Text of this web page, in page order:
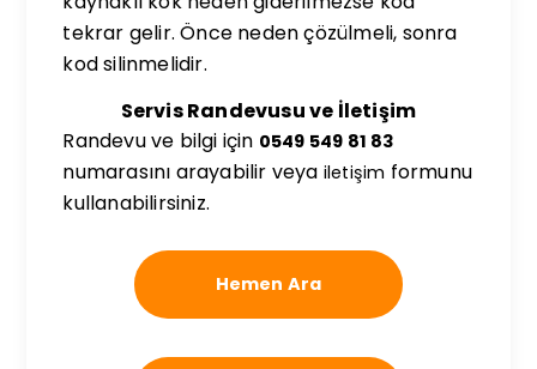
tekrar gelir. Önce neden çözülmeli, sonra
kod silinmelidir.
Servis Randevusu ve İletişim
Randevu ve bilgi için 0549 549 81 83
numarasını arayabilir veya iletişim formunu
kullanabilirsiniz.
Hemen Ara